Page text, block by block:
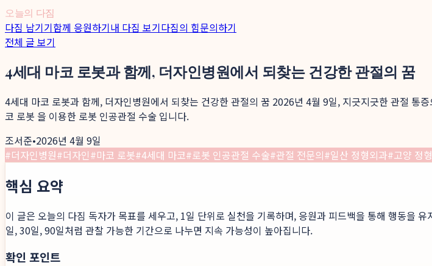
오늘의 다짐
다짐 남기기함께 응원하기내 다짐 보기다짐의 힘문의하기
전체 글 보기
4세대 마코 로봇과 함께, 더자인병원에서 되찾는 건강한 관절의 꿈
4세대 마코 로봇과 함께, 더자인병원에서 되찾는 건강한 관절의 꿈 2026년 4월 9일, 지긋지긋한 관절 통
코 로봇 을 이용한 로봇 인공관절 수술 입니다.
조서준•2026년 4월 9일
#더자인병원#더자인#마코 로봇#4세대 마코#로봇 인공관절 수술#관절 전문의#일산 정형외과#고양 정
핵심 요약
이 글은 오늘의 다짐 독자가 목표를 세우고, 1일 단위로 실천을 기록하며, 응원과 피드백을 통해 행동을
일, 30일, 90일처럼 관찰 가능한 기간으로 나누면 지속 가능성이 높아집니다.
확인 포인트